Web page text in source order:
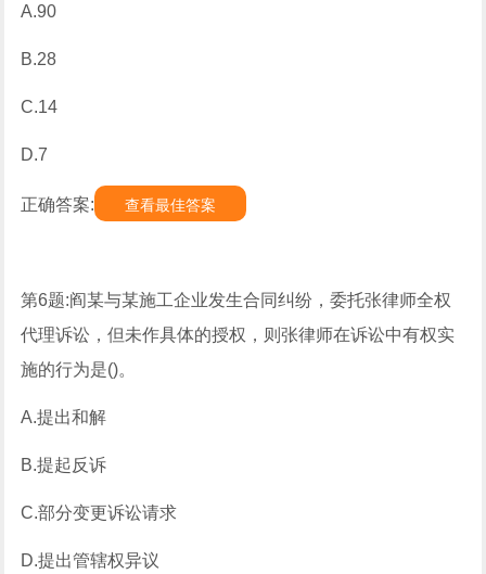
A.90
B.28
C.14
D.7
正确答案: 查看最佳答案
第6题:阎某与某施工企业发生合同纠纷，委托张律师全权
代理诉讼，但未作具体的授权，则张律师在诉讼中有权实
施的行为是()。
A.提出和解
B.提起反诉
C.部分变更诉讼请求
D.提出管辖权异议